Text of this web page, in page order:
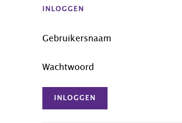
INLOGGEN
Gebruikersnaam
Wachtwoord